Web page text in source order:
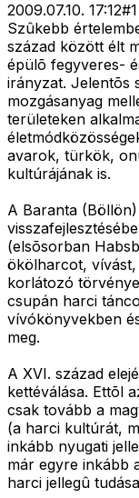
2009.07.10. 17:12#1
Szûkebb
század között élt
épülõ fegyveres-
irányzat. Jelentõs
mozgásanyag
területeken
avarok, türkök,
kultúrájának is.
A Baranta
(elsõsorban
ökölharcot,
korlátozó
csupán harci
vívókönyvekben
meg.
A XVI. század
kettéválása. Ettõl
csak tovább a
(a harci kultúrát,
inkább nyugati
már egyre inkább
harci jellegû